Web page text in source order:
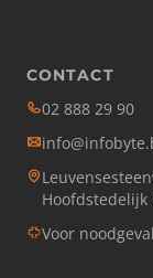
CONTACT
02 888 29 90
Hoofdstedelijk
Voor